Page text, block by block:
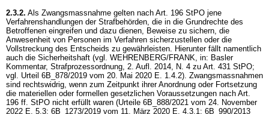
2.3.2. Als Zwangsmassnahme gelten nach Art. 196 StPO jene
Verfahrenshandlungen der Strafbehörden, die in die Grundrechte des
Betroffenen eingreifen und dazu dienen, Beweise zu sichern, die
Anwesenheit von Personen im Verfahren sicherzustellen oder die
Vollstreckung des Entscheids zu gewährleisten. Hierunter fällt namentlich
auch die Sicherheitshaft (vgl. WEHRENBERG/FRANK, in: Basler
Kommentar, Strafprozessordnung, 2. Aufl. 2014, N. 4 zu Art. 431 StPO;
vgl. Urteil 6B_878/2019 vom 20. Mai 2020 E. 1.4.2). Zwangsmassnahmen
sind rechtswidrig, wenn zum Zeitpunkt ihrer Anordnung oder Fortsetzung
die materiellen oder formellen gesetzlichen Voraussetzungen nach Art.
196 ff. StPO nicht erfüllt waren (Urteile 6B_888/2021 vom 24. November
2022 E. 5.3; 6B_1273/2019 vom 11. März 2020 E. 4.3.1; 6B_990/2013